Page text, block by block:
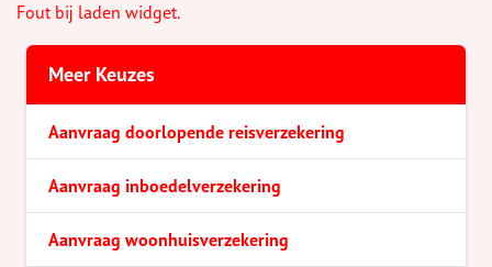
Fout bij laden widget.
Meer Keuzes
Aanvraag doorlopende reisverzekering
Aanvraag inboedelverzekering
Aanvraag woonhuisverzekering